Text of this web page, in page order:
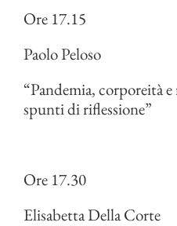
Ore 17.15
Paolo Peloso
“Pandemia, corporeità
spunti di riflessione”
Ore 17.30
Elisabetta Della Corte